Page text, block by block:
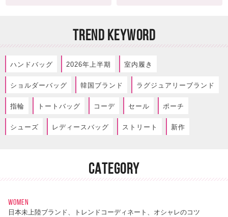
TREND KEYWORD
ハンドバッグ 2026年上半期 室内履き
ショルダーバッグ 韓国ブランド ラグジュアリーブランド
指輪 トートバッグ コーデ セール ポーチ
シューズ レディースバッグ ストリート 新作
CATEGORY
WOMEN
日本未上陸ブランド、トレンドコーディネート、オシャレのコツ